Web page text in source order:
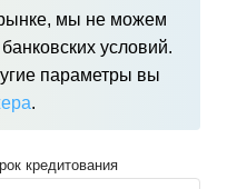
мы не можем
условий.
параметры вы
.
кредитования